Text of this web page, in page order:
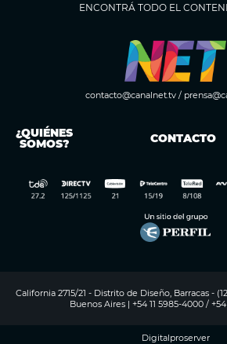
ENCONTRÁ TODO EL
contacto@canalnet.tv/
¿QUIÉNES
SOMOS? CONTACTO
California 2715/21 - Distrito de Diseño, Barracas -
Buenos Aires | +54 11 5985-4000 / +54
Digitalproserver